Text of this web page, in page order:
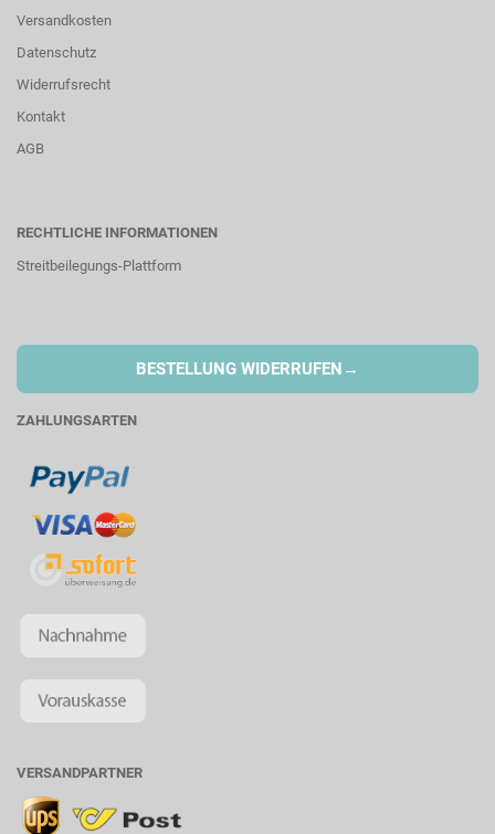
Versandkosten
Datenschutz
Widerrufsrecht
Kontakt
AGB
RECHTLICHE INFORMATIONEN
Streitbeilegungs-Plattform
BESTELLUNG WIDERRUFEN →
ZAHLUNGSARTEN
VERSANDPARTNER